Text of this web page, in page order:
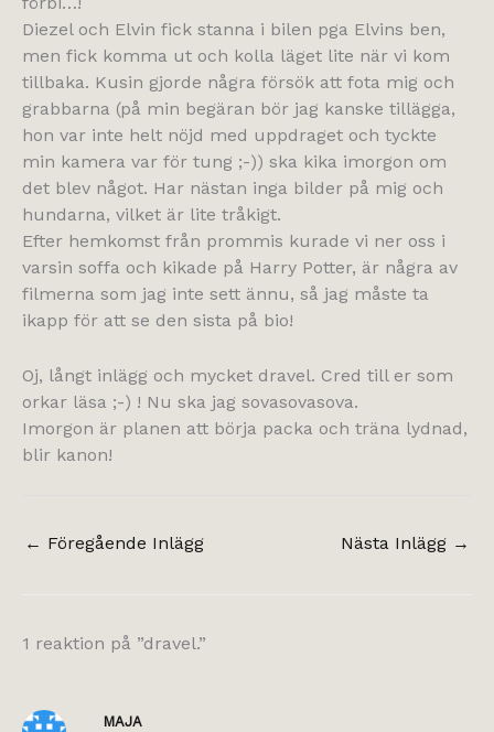
Diezel och Elvin fick stanna i bilen pga Elvins ben,
men fick komma ut och kolla läget lite när vi kom
tillbaka. Kusin gjorde några försök att fota mig och
grabbarna (på min begäran bör jag kanske tillägga,
hon var inte helt nöjd med uppdraget och tyckte
min kamera var för tung ;-)) ska kika imorgon om
det blev något. Har nästan inga bilder på mig och
hundarna, vilket är lite tråkigt.
Efter hemkomst från prommis kurade vi ner oss i
varsin soffa och kikade på Harry Potter, är några av
filmerna som jag inte sett ännu, så jag måste ta
ikapp för att se den sista på bio!
Oj, långt inlägg och mycket dravel. Cred till er som
orkar läsa ;-) ! Nu ska jag sovasovasova.
Imorgon är planen att börja packa och träna lydnad,
blir kanon!
← Föregående Inlägg Nästa Inlägg →
1 reaktion på ”dravel.”
MAJA